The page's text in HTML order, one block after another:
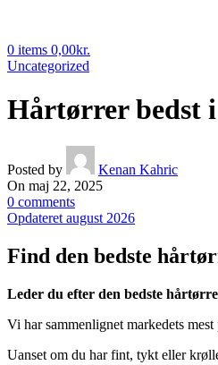
0 items 0,00kr.
Uncategorized
Hårtørrer bedst
Posted by
Kenan Kahric
On maj 22, 2025
0 comments
Opdateret august 2026
Find den bedste
Leder du efter den bedste
Vi har sammenlignet markedets
Uanset om du har fint, tykt eller